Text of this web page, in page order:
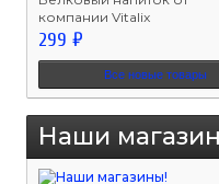
компании Vitalix
299 ₽
Все новые товары
Наши